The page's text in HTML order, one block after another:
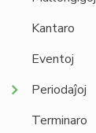
Kantaro
Eventoj
Periodaĵoj
Terminaro